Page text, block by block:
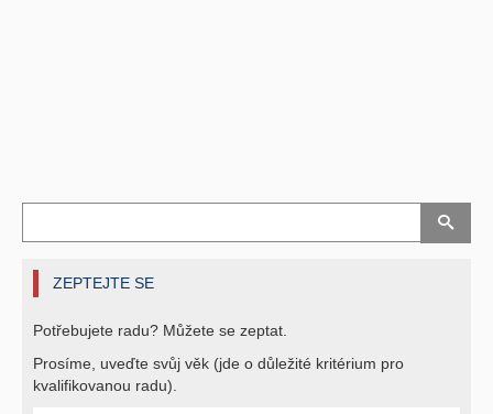
ZEPTEJTE SE
Potřebujete radu? Můžete se zeptat.
Prosíme, uveďte svůj věk (jde o důležité kritérium pro
kvalifikovanou radu).